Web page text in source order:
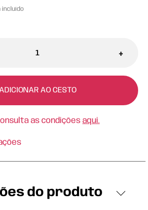
incluído
+
AO CESTO
as condições aqui.
do produto